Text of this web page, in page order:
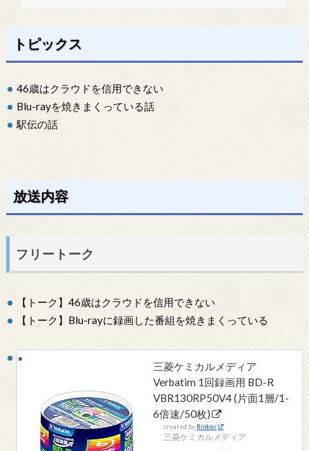
トピックス
46歳はクラウドを信用できない
Blu-rayを焼きまくっている話
駅伝の話
放送内容
フリートーク
【トーク】46歳はクラウドを信用できない
【トーク】Blu-rayに録画した番組を焼きまくっている
三菱ケミカルメディア
Verbatim 1回録画用 BD-R
VBR130RP50V4 (片面1層/1-
6倍速/50枚)
created by Rinker
三菱ケミカルメディア